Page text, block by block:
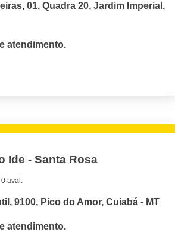
01, Quadra 20, Jardim Imperial,
atendimento.
Ide - Santa Rosa
0 aval.
9100, Pico do Amor, Cuiabá - MT
atendimento.